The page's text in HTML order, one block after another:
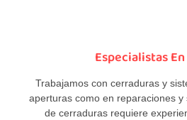
Especialistas
Trabajamos con cerraduras y
aperturas como en reparaciones y
de cerraduras requiere